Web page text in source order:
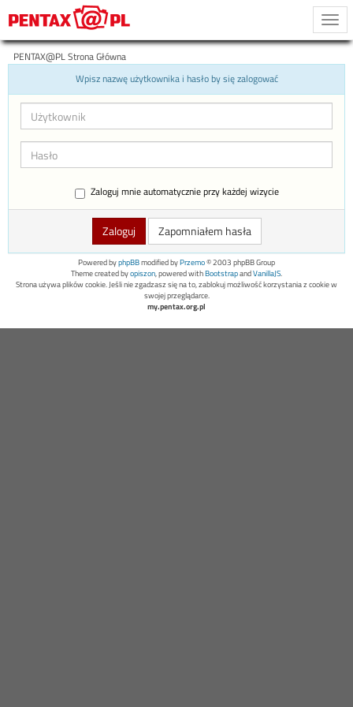
PENTAX@PL Strona Główna
Wpisz nazwę użytkownika i hasło by się zalogować
Zaloguj mnie automatycznie przy każdej wizycie
Zapomniałem hasła
Powered byphpBBmodified byPrzemo© 2003 phpBB Group
Theme created byopiszon, powered withBootstrapandVanillaJS.
Strona używa plików cookie. Jeśli nie zgadzasz się na to, zablokuj możliwość korzystania z cookie w
swojej przeglądarce.
my.pentax.org.pl